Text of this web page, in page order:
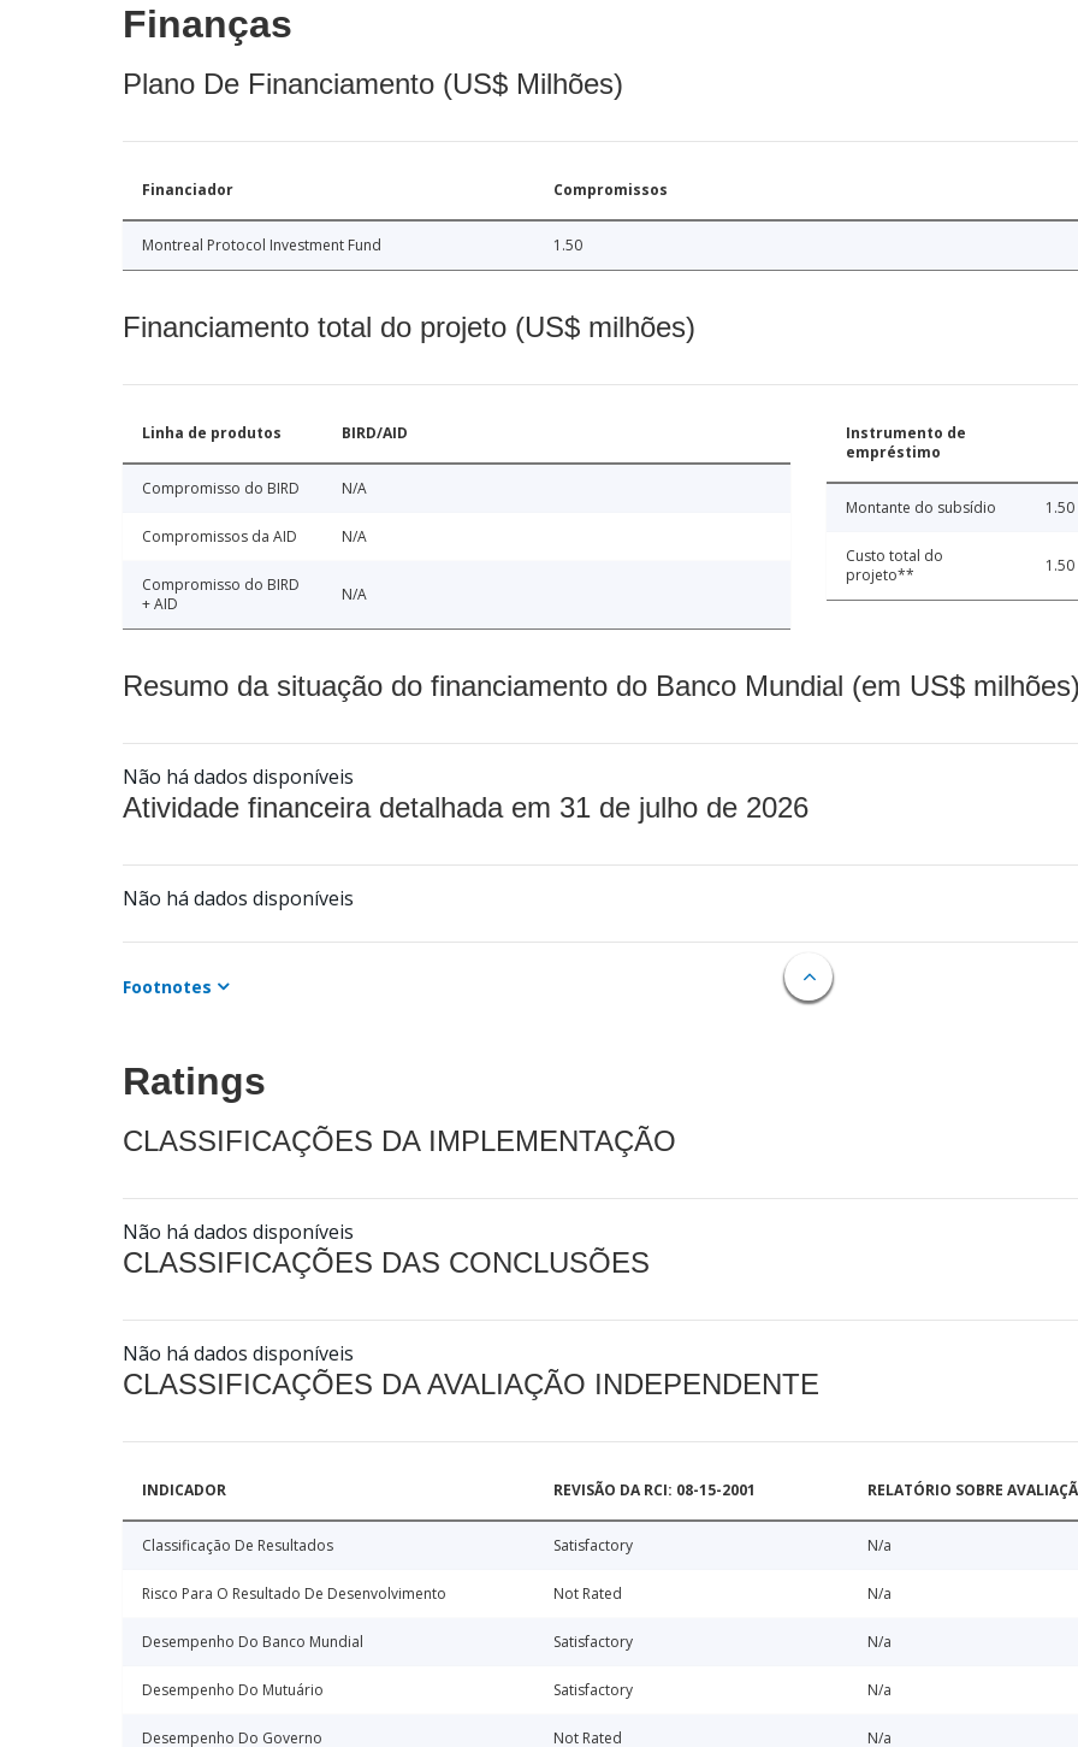
Finanças
Plano De Financiamento (US$ Milhões)
Financiador Compromissos
Montreal Protocol Investment Fund 1.50
Financiamento total do projeto (US$ milhões)
Linha de produtos BIRD/AID
Compromisso do BIRD N/A
Compromissos da AID N/A
Compromisso do BIRD
+ AID
N/A
Instrumento de
empréstimo
Montante do subsídio 1.50
Custo total do
projeto**
1.50
Resumo da situação do financiamento do Banco Mundial (em US$
Não há dados disponíveis
Atividade financeira detalhada em 31 de julho de 2026
Não há dados disponíveis
Footnotes
Ratings
CLASSIFICAÇÕES DA IMPLEMENTAÇÃO
Não há dados disponíveis
CLASSIFICAÇÕES DAS CONCLUSÕES
Não há dados disponíveis
CLASSIFICAÇÕES DA AVALIAÇÃO INDEPENDENTE
INDICADOR REVISÃO DA RCI: 08-15-2001 RELATÓRIO SOBRE
Classificação De Resultados Satisfactory N/a
Risco Para O Resultado De Desenvolvimento Not Rated N/a
Desempenho Do Banco Mundial Satisfactory N/a
Desempenho Do Mutuário Satisfactory N/a
Desempenho Do Governo Not Rated N/a